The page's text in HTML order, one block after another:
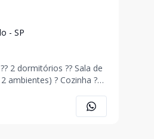
- SP
2 dormitórios ?? Sala de
ambientes) ? Cozinha ?
moderno e muito